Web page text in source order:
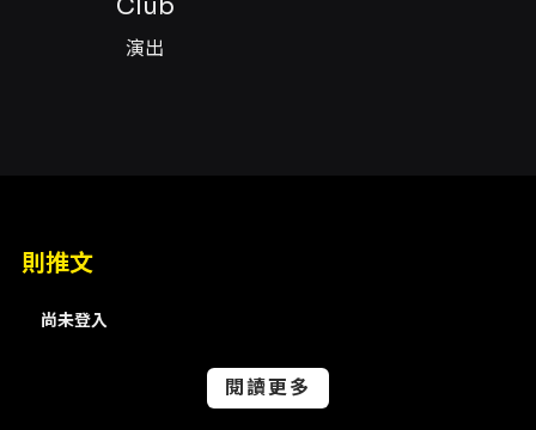
場，將鼓聲、琴韻與歌聲的功能分工化：鼓聲作
為鼓舞與節奏核心，鍵盤與合成器拓展月光與夜
色的音色層次，歌聲則像光線一般回落在聽者身
質樸與雷鬼的律動節奏互補，實驗電子的加入則
帶出現代化的聲響實驗，原民風格的元素回溯文
能感受到在地情感的真實，也能體驗跨文化與跨
賞價值在於現場氛圍的營造與音樂帶來的情緒釋
放：節目訴求把鬱卒放下、與陌生或熟識的「怪
Club
演出
則推文
尚未登入
閱讀更多